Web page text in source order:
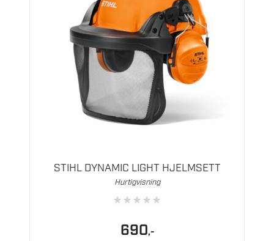
STIHL DYNAMIC LIGHT HJELMSETT
Hurtigvisning
★★★★★
690,-